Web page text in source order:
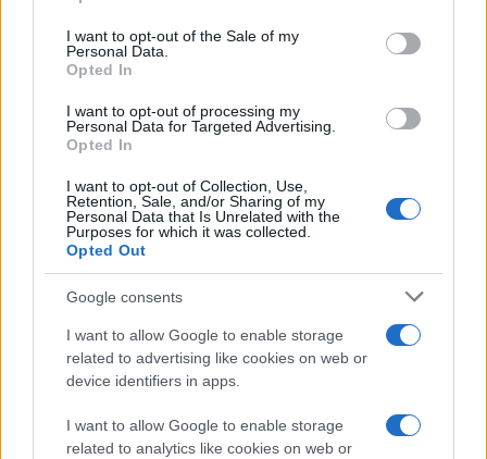
use your data for below specified purposes in below Google
consent section.
I want to opt-out of the Sale of my
Personal Data.
Opted In
I want to opt-out of processing my
Personal Data for Targeted Advertising.
Opted In
I want to opt-out of Collection, Use,
Retention, Sale, and/or Sharing of my
Personal Data that Is Unrelated with the
Purposes for which it was collected.
Opted Out
Google consents
I want to allow Google to enable storage
related to advertising like cookies on web or
device identifiers in apps.
I want to allow Google to enable storage
related to analytics like cookies on web or
δημιουργών κακόβουλου λογισμικού στο Android
αλλά το γεγονός ότι ηGoogleδεν έχει κατορθώσει
μέχρι στιγμής να περιορίσει το πρόβλημα. Αξίζει μόνο
εταιρείας που υποτίθεται ότι προστατεύει τους
χρήστες από τέτοιου είδους απειλές, σκανάρει μόνο
τις εφαρμογές του
Google Playκαι όχι των
υπολοίπων ανεπίσημων καταστημάτων, ενώ πολύ
συχνές είναι και οι περιπτώσεις που δε λειτουργεί
αποτελεσματικά.